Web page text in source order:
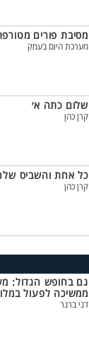
מסיבת פורים
מערכת היום בעמק
שלום כתה א׳
קרן כהן
כל אחת והשביס
קרן כהן
גם בחופש הגדול:
ממשיכה לפעול
דני ברנר